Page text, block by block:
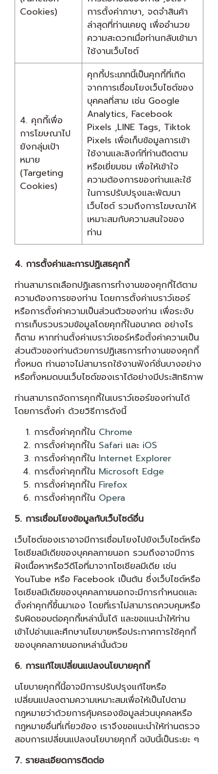
Cookies)
การตั้งค่าภาษา, จดจำสินค้า
ล่าสุดที่ท่านเคยดู เพื่ออำนวย
ความสะดวกเมื่อท่านกลับเข้ามา
ใช้งานเว็บไซต์
4. คุกกี้เพื่อ
การโฆษณาไป
ยังกลุ่มเป้า
หมาย
(Targeting
Cookies)
คุกกี้ประเภทนี้เป็นคุกกี้ที่เกิด
จากการเชื่อมโยงเว็บไซต์ของ
บุคคลที่สาม เช่น Google
Analytics, Facebook
Pixels ,LINE Tags, Tiktok
Pixels เพื่อเก็บข้อมูลการเข้า
ใช้งานและลิงก์ที่ท่านติดตาม
หรือเยี่ยมชม เพื่อให้เข้าใจ
ความต้องการของท่านและใช้
ในการปรับปรุงและพัฒนา
เว็บไซต์ รวมถึงการโฆษณาให้
เหมาะสมกับความสนใจของ
ท่าน
4. การตั้งค่าและการปฏิเสธคุกกี้
ท่านสามารถเลือกปฏิเสธการทำงานของคุกกี้ได้ตาม
ความต้องการของท่าน โดยการตั้งค่าเบราว์เซอร์
หรือการตั้งค่าความเป็นส่วนตัวของท่าน เพื่อระงับ
การเก็บรวบรวมข้อมูลโดยคุกกี้ในอนาคต อย่างไร
ก็ตาม หากท่านตั้งค่าเบราว์เซอร์หรือตั้งค่าความเป็น
ส่วนตัวของท่านด้วยการปฏิเสธการทำงานของคุกกี้
ทั้งหมด ท่านอาจไม่สามารถใช้งานฟังก์ชั่นบางอย่าง
หรือทั้งหมดบนเว็บไซต์ของเราได้อย่างมีประสิทธิภาพ
ท่านสามารถจัดการคุกกี้ในเบราว์เซอร์ของท่านได้
โดยการตั้งค่า ด้วยวิธีการดังนี้
การตั้งค่าคุกกี้ใน Chrome
การตั้งค่าคุกกี้ใน Safari และ iOS
การตั้งค่าคุกกี้ใน Internet Explorer
การตั้งค่าคุกกี้ใน Microsoft Edge
การตั้งค่าคุกกี้ใน Firefox
การตั้งค่าคุกกี้ใน Opera
5. การเชื่อมโยงข้อมูลกับเว็บไซต์อื่น
เว็บไซต์ของเราอาจมีการเชื่อมโยงไปยังเว็บไซต์หรือ
โซเชียลมีเดียของบุคคลภายนอก รวมถึงอาจมีการ
ฝังเนื้อหาหรือวีดีโอที่มาจากโซเชียลมีเดีย เช่น
YouTube หรือ Facebook เป็นต้น ซึ่งเว็บไซต์หรือ
โซเชียลมีเดียของบุคคลภายนอกจะมีการกำหนดและ
ตั้งค่าคุกกี้ขึ้นมาเอง โดยที่เราไม่สามารถควบคุมหรือ
รับผิดชอบต่อคุกกี้เหล่านั้นได้ และขอแนะนำให้ท่าน
เข้าไปอ่านและศึกษานโยบายหรือประกาศการใช้คุกกี้
ของบุคคลภายนอกเหล่านั้นด้วย
6. การแก้ไขเปลี่ยนแปลงนโยบายคุกกี้
นโยบายคุกกี้นี้อาจมีการปรับปรุงแก้ไขหรือ
เปลี่ยนแปลงตามความเหมาะสมเพื่อให้เป็นไปตาม
กฎหมายว่าด้วยการคุ้มครองข้อมูลส่วนบุคคลหรือ
กฎหมายอื่นที่เกี่ยวข้อง เราจึงขอแนะนำให้ท่านตรวจ
สอบการเปลี่ยนแปลงนโยบายคุกกี้ ฉบับนี้เป็นระยะ ๆ
7. รายละเอียดการติดต่อ